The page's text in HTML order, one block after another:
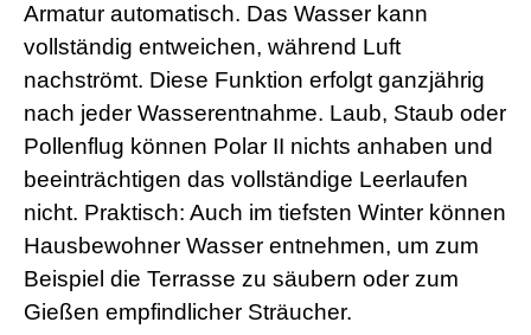
Armatur automatisch. Das Wasser kann
vollständig entweichen, während Luft
nachströmt. Diese Funktion erfolgt ganzjährig
nach jeder Wasserentnahme. Laub, Staub oder
Pollenflug können Polar II nichts anhaben und
beeinträchtigen das vollständige Leerlaufen
nicht. Praktisch: Auch im tiefsten Winter können
Hausbewohner Wasser entnehmen, um zum
Beispiel die Terrasse zu säubern oder zum
Gießen empfindlicher Sträucher.